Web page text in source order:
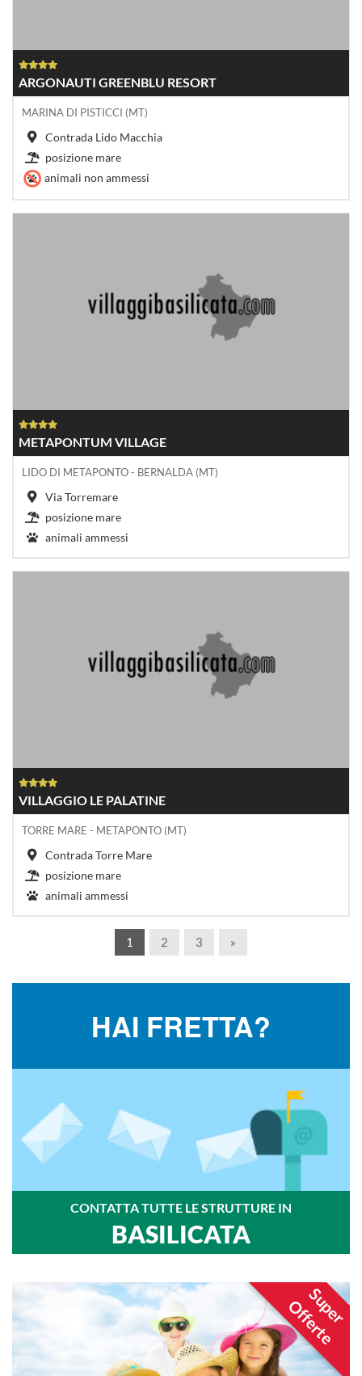
ARGONAUTI GREENBLU RESORT
MARINA DI PISTICCI (MT)
Contrada Lido Macchia
posizione mare
animali non ammessi
METAPONTUM VILLAGE
LIDO DI METAPONTO - BERNALDA (MT)
Via Torremare
posizione mare
animali ammessi
VILLAGGIO LE PALATINE
TORRE MARE - METAPONTO (MT)
Contrada Torre Mare
posizione mare
animali ammessi
1 2 3 »
HAI FRETTA?
CONTATTA TUTTE LE STRUTTURE IN
BASILICATA
Super
Offerte